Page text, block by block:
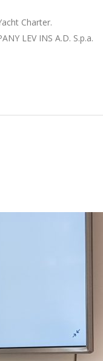
Charter.
LEV INS A.D. S.p.a.